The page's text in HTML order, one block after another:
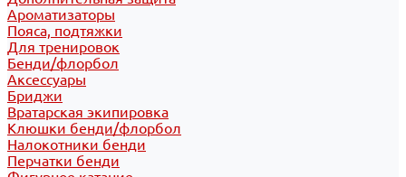
Ароматизаторы
Пояса, подтяжки
Для тренировок
Бенди/флорбол
Аксессуары
Бриджи
Вратарская экипировка
Клюшки бенди/флорбол
Налокотники бенди
Перчатки бенди